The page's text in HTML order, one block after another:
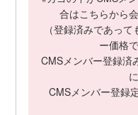
合はこちらから
（登録済みであっ
ー価格
CMSメンバー登録済
CMSメンバー登録